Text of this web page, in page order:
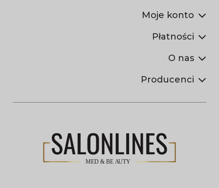
Moje konto
Płatności
O nas
Producenci